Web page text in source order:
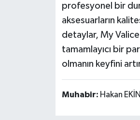
profesyonel bir
aksesuarların
detaylar, My
tamamlayıcı bir
olmanın keyfini
Muhabir: Hakan